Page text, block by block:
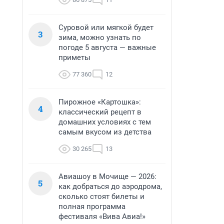
3
Суровой или мягкой будет
зима, можно узнать по
погоде 5 августа — важные
приметы
77 360 12
4
Пирожное «Картошка»:
классический рецепт в
домашних условиях с тем
самым вкусом из детства
30 265 13
5
Авиашоу в Мочище — 2026:
как добраться до аэродрома,
сколько стоят билеты и
полная программа
фестиваля «Вива Авиа!»